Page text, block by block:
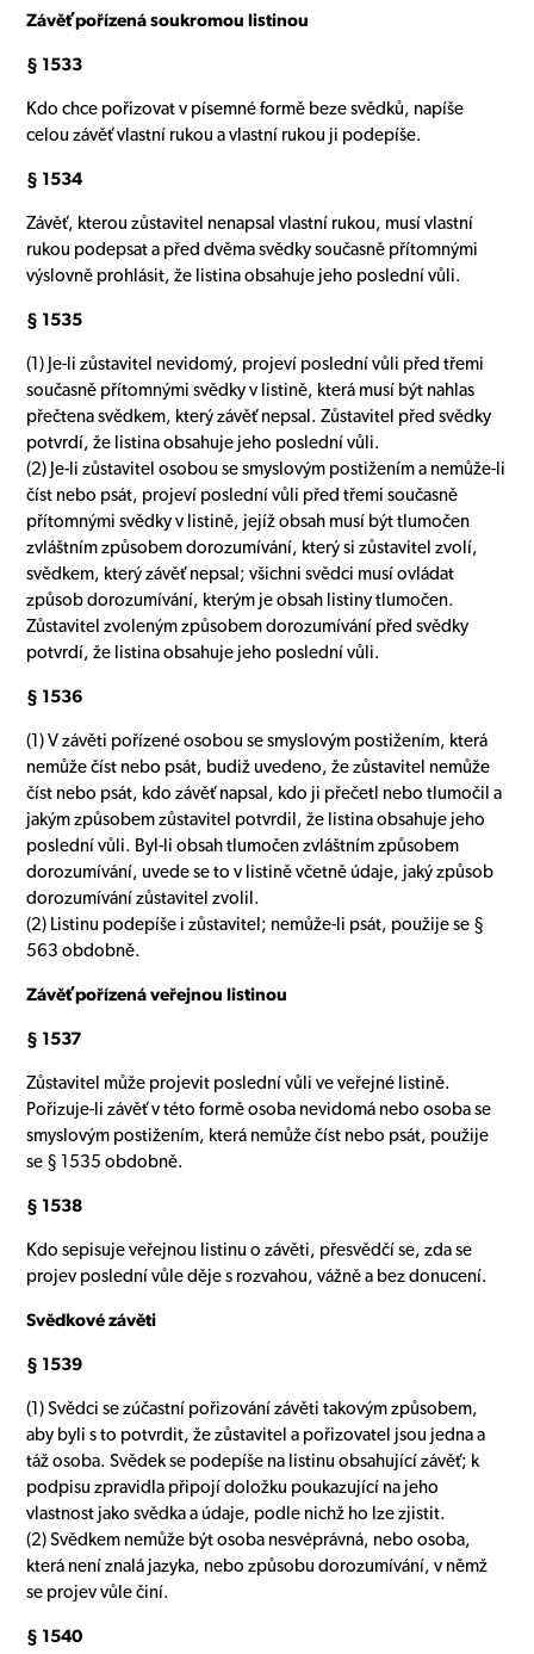
Závěť pořízená soukromou listinou
§ 1533
Kdo chce pořizovat v písemné formě beze svědků, napíše
celou závěť vlastní rukou a vlastní rukou ji podepíše.
§ 1534
Závěť, kterou zůstavitel nenapsal vlastní rukou, musí vlastní
rukou podepsat a před dvěma svědky současně přítomnými
výslovně prohlásit, že listina obsahuje jeho poslední vůli.
§ 1535
(1) Je-li zůstavitel nevidomý, projeví poslední vůli před třemi
současně přítomnými svědky v listině, která musí být nahlas
přečtena svědkem, který závěť nepsal. Zůstavitel před svědky
potvrdí, že listina obsahuje jeho poslední vůli.
(2) Je-li zůstavitel osobou se smyslovým postižením a nemůže-li
číst nebo psát, projeví poslední vůli před třemi současně
přítomnými svědky v listině, jejíž obsah musí být tlumočen
zvláštním způsobem dorozumívání, který si zůstavitel zvolí,
svědkem, který závěť nepsal; všichni svědci musí ovládat
způsob dorozumívání, kterým je obsah listiny tlumočen.
Zůstavitel zvoleným způsobem dorozumívání před svědky
potvrdí, že listina obsahuje jeho poslední vůli.
§ 1536
(1) V závěti pořízené osobou se smyslovým postižením, která
nemůže číst nebo psát, budiž uvedeno, že zůstavitel nemůže
číst nebo psát, kdo závěť napsal, kdo ji přečetl nebo tlumočil a
jakým způsobem zůstavitel potvrdil, že listina obsahuje jeho
poslední vůli. Byl-li obsah tlumočen zvláštním způsobem
dorozumívání, uvede se to v listině včetně údaje, jaký způsob
dorozumívání zůstavitel zvolil.
(2) Listinu podepíše i zůstavitel; nemůže-li psát, použije se §
563 obdobně.
Závěť pořízená veřejnou listinou
§ 1537
Zůstavitel může projevit poslední vůli ve veřejné listině.
Pořizuje-li závěť v této formě osoba nevidomá nebo osoba se
smyslovým postižením, která nemůže číst nebo psát, použije
se § 1535 obdobně.
§ 1538
Kdo sepisuje veřejnou listinu o závěti, přesvědčí se, zda se
projev poslední vůle děje s rozvahou, vážně a bez donucení.
Svědkové závěti
§ 1539
(1) Svědci se zúčastní pořizování závěti takovým způsobem,
aby byli s to potvrdit, že zůstavitel a pořizovatel jsou jedna a
táž osoba. Svědek se podepíše na listinu obsahující závěť; k
podpisu zpravidla připojí doložku poukazující na jeho
vlastnost jako svědka a údaje, podle nichž ho lze zjistit.
(2) Svědkem nemůže být osoba nesvéprávná, nebo osoba,
která není znalá jazyka, nebo způsobu dorozumívání, v němž
se projev vůle činí.
§ 1540